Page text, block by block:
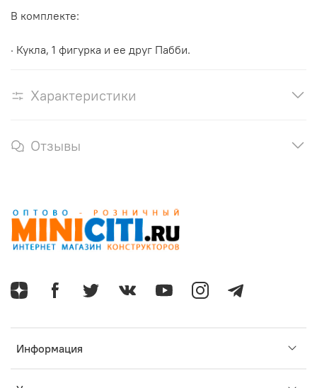
В комплекте:
· Кукла, 1 фигурка и ее друг Пабби.
Характеристики
Отзывы
Информация